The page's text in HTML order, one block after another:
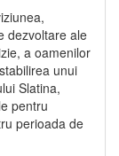
dezvoltare ale
a oamenilor
unui
Slatina,
pentru
perioada de